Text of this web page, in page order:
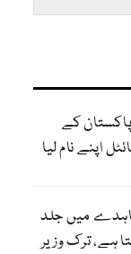
کے
میں جلد
ہے، ترک وزیر